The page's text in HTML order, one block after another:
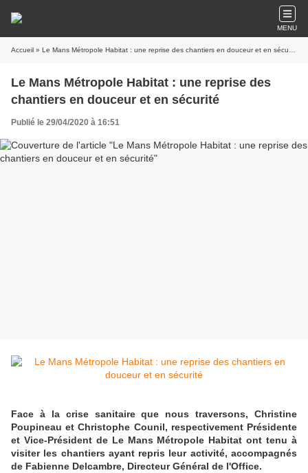
MENU
Accueil » Le Mans Métropole Habitat : une reprise des chantiers en douceur et en sécurité
Le Mans Métropole Habitat : une reprise des
chantiers en douceur et en sécurité
Publié le 29/04/2020 à 16:51
Face à la crise sanitaire que nous traversons, Christine
Poupineau et Christophe Counil, respectivement Présidente
et Vice-Président de Le Mans Métropole Habitat ont tenu à
visiter les chantiers ayant repris leur activité, accompagnés
de Fabienne Delcambre, Directeur Général de l'Office.